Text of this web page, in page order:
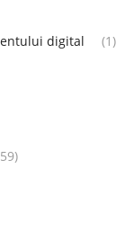
digital
(1)